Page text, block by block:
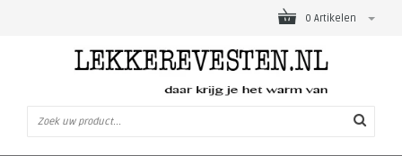
0 Artikelen